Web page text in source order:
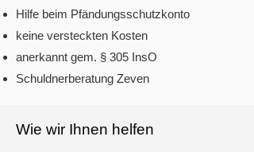
Hilfe beim Pfändungsschutzkonto
keine versteckten Kosten​
anerkannt gem. § 305 InsO
Schuldnerberatung Zeven
Wie wir Ihnen helfen